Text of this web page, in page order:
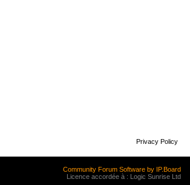
Privacy Policy
Community Forum Software by IP.Board
Licence accordée à : Logic Sunrise Ltd